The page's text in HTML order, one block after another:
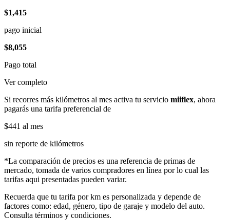
$1,415
pago inicial
$8,055
Pago total
Ver completo
Si recorres más kilómetros al mes activa tu servicio miiflex, ahora
pagarás una tarifa preferencial de
$441 al mes
sin reporte de kilómetros
*La comparación de precios es una referencia de primas de
mercado, tomada de varios compradores en línea por lo cual las
tarifas aqui presentadas pueden variar.
Recuerda que tu tarifa por km es personalizada y depende de
factores como: edad, género, tipo de garaje y modelo del auto.
Consulta términos y condiciones.